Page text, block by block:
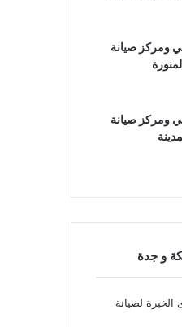
ومركز صيانة
ومركز صيانة
و جدة
لصيانة